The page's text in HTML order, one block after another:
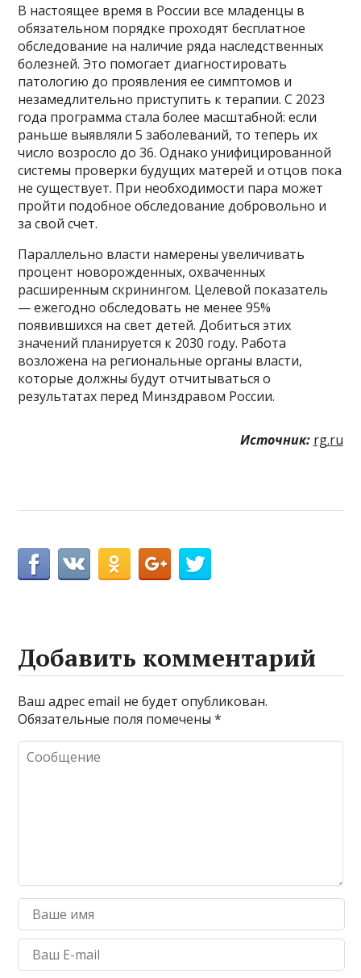
В настоящее время в России все младенцы в
обязательном порядке проходят бесплатное
обследование на наличие ряда наследственных
болезней. Это помогает диагностировать
патологию до проявления ее симптомов и
незамедлительно приступить к терапии. С 2023
года программа стала более масштабной: если
раньше выявляли 5 заболеваний, то теперь их
число возросло до 36. Однако унифицированной
системы проверки будущих матерей и отцов пока
не существует. При необходимости пара может
пройти подобное обследование добровольно и
за свой счет.
Параллельно власти намерены увеличивать
процент новорожденных, охваченных
расширенным скринингом. Целевой показатель
— ежегодно обследовать не менее 95%
появившихся на свет детей. Добиться этих
значений планируется к 2030 году. Работа
возложена на региональные органы власти,
которые должны будут отчитываться о
результатах перед Минздравом России.
Источник: rg.ru
Добавить комментарий
Ваш адрес email не будет опубликован.
Обязательные поля помечены*